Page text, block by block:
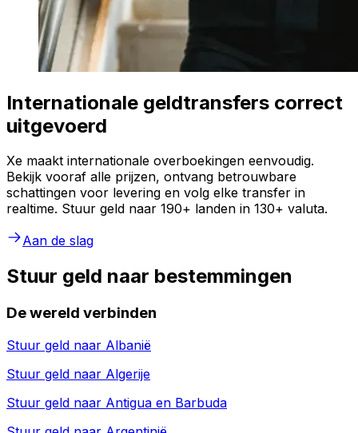
Internationale geldtransfers correct
uitgevoerd
Xe maakt internationale overboekingen eenvoudig.
Bekijk vooraf alle prijzen, ontvang betrouwbare
schattingen voor levering en volg elke transfer in
realtime. Stuur geld naar 190+ landen in 130+ valuta.
Aan de slag
Stuur geld naar bestemmingen
De wereld verbinden
Stuur geld naar Albanië
Stuur geld naar Algerije
Stuur geld naar Antigua en Barbuda